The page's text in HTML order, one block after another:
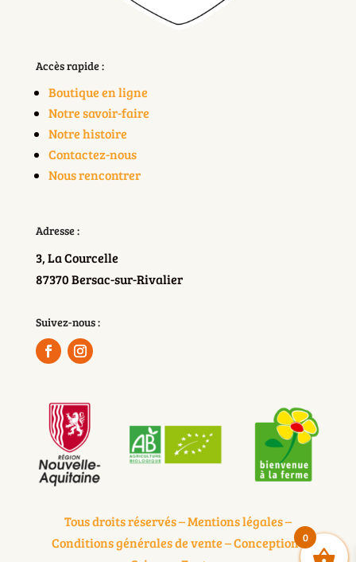
Accès rapide :
Boutique en ligne
Notre savoir-faire
Notre histoire
Contactez-nous
Nous rencontrer
Adresse :
3, La Courcelle
87370 Bersac-sur-Rivalier
Suivez-nous :
Tous droits réservés –Mentions légales–
Conditions générales de vente– Conception :0